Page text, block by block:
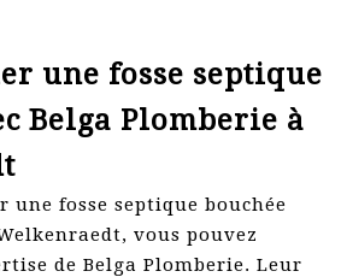
une fosse septique
Belga Plomberie à
une fosse septique bouchée
vous pouvez
de Belga Plomberie. Leur